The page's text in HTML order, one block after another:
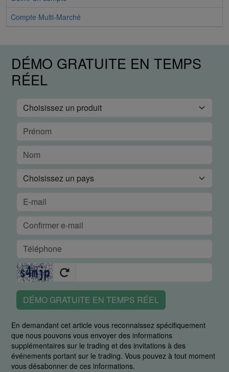
Compte Multi-Marché
DÉMO GRATUITE EN TEMPS
RÉEL
DÉMO GRATUITE EN TEMPS RÉEL
En demandant cet article vous reconnaissez spécifiquement
que nous pouvons vous envoyer des informations
supplémentaires sur le trading et des invitations à des
événements portant sur le trading. Vous pouvez à tout moment
vous désabonner de ces informations.